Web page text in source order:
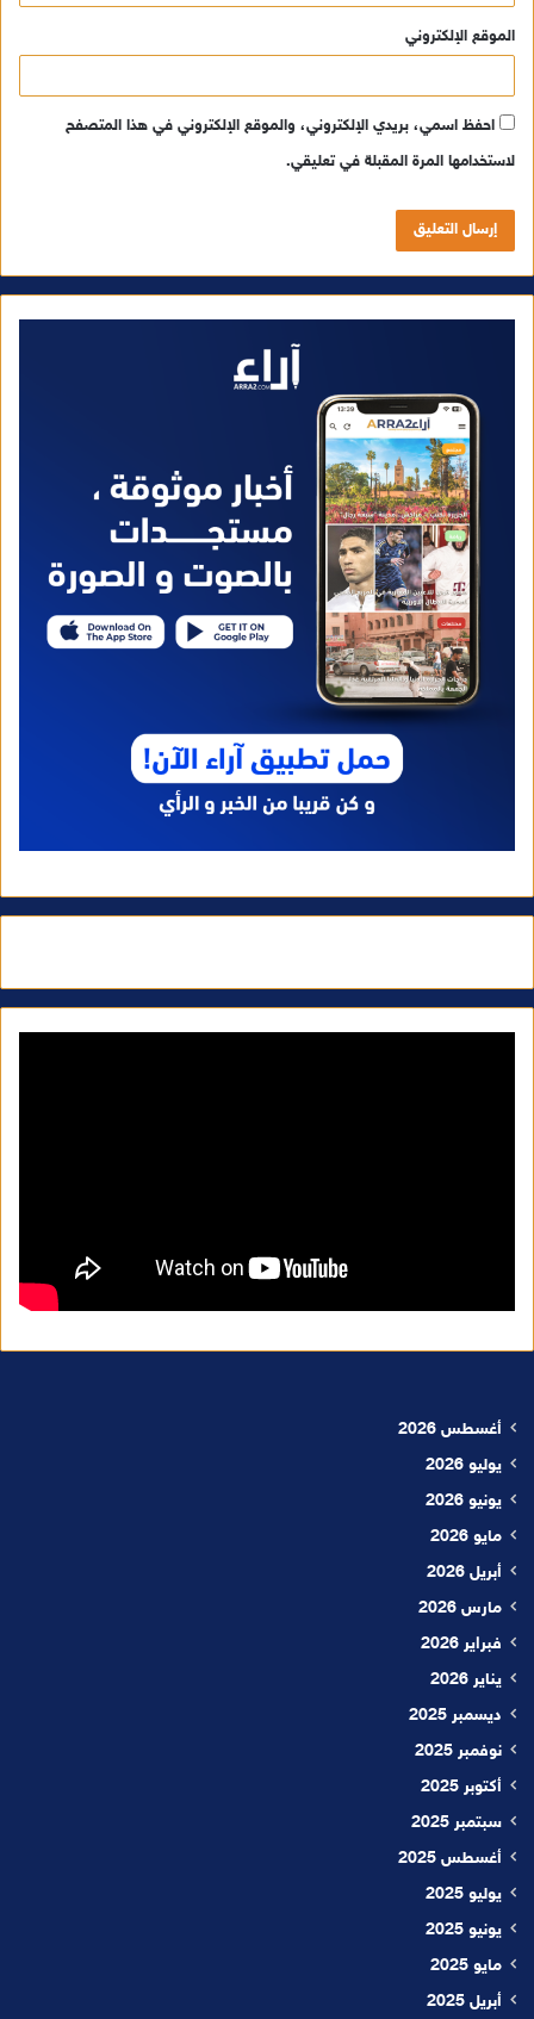
الموقع الإلكتروني
احفظ اسمي، بريدي الإلكتروني، والموقع الإلكتروني في هذا المتصفح
لاستخدامها المرة المقبلة في تعليقي.
أغسطس 2026
يوليو 2026
يونيو 2026
مايو 2026
أبريل 2026
مارس 2026
فبراير 2026
يناير 2026
ديسمبر 2025
نوفمبر 2025
أكتوبر 2025
سبتمبر 2025
أغسطس 2025
يوليو 2025
يونيو 2025
مايو 2025
أبريل 2025